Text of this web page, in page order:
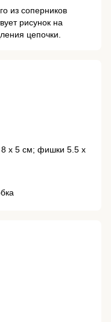
из соперников
рисунок на
цепочки.
8 х 5 см; фишки 5.5 х